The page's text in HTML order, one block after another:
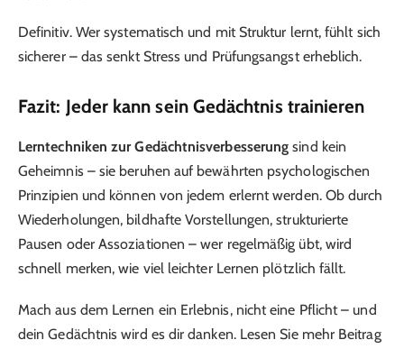
Definitiv. Wer systematisch und mit Struktur lernt, fühlt sich
sicherer – das senkt Stress und Prüfungsangst erheblich.
Fazit: Jeder kann sein Gedächtnis trainieren
Lerntechniken zur Gedächtnisverbesserung sind kein
Geheimnis – sie beruhen auf bewährten psychologischen
Prinzipien und können von jedem erlernt werden. Ob durch
Wiederholungen, bildhafte Vorstellungen, strukturierte
Pausen oder Assoziationen – wer regelmäßig übt, wird
schnell merken, wie viel leichter Lernen plötzlich fällt.
Mach aus dem Lernen ein Erlebnis, nicht eine Pflicht – und
dein Gedächtnis wird es dir danken. Lesen Sie mehr Beitrag